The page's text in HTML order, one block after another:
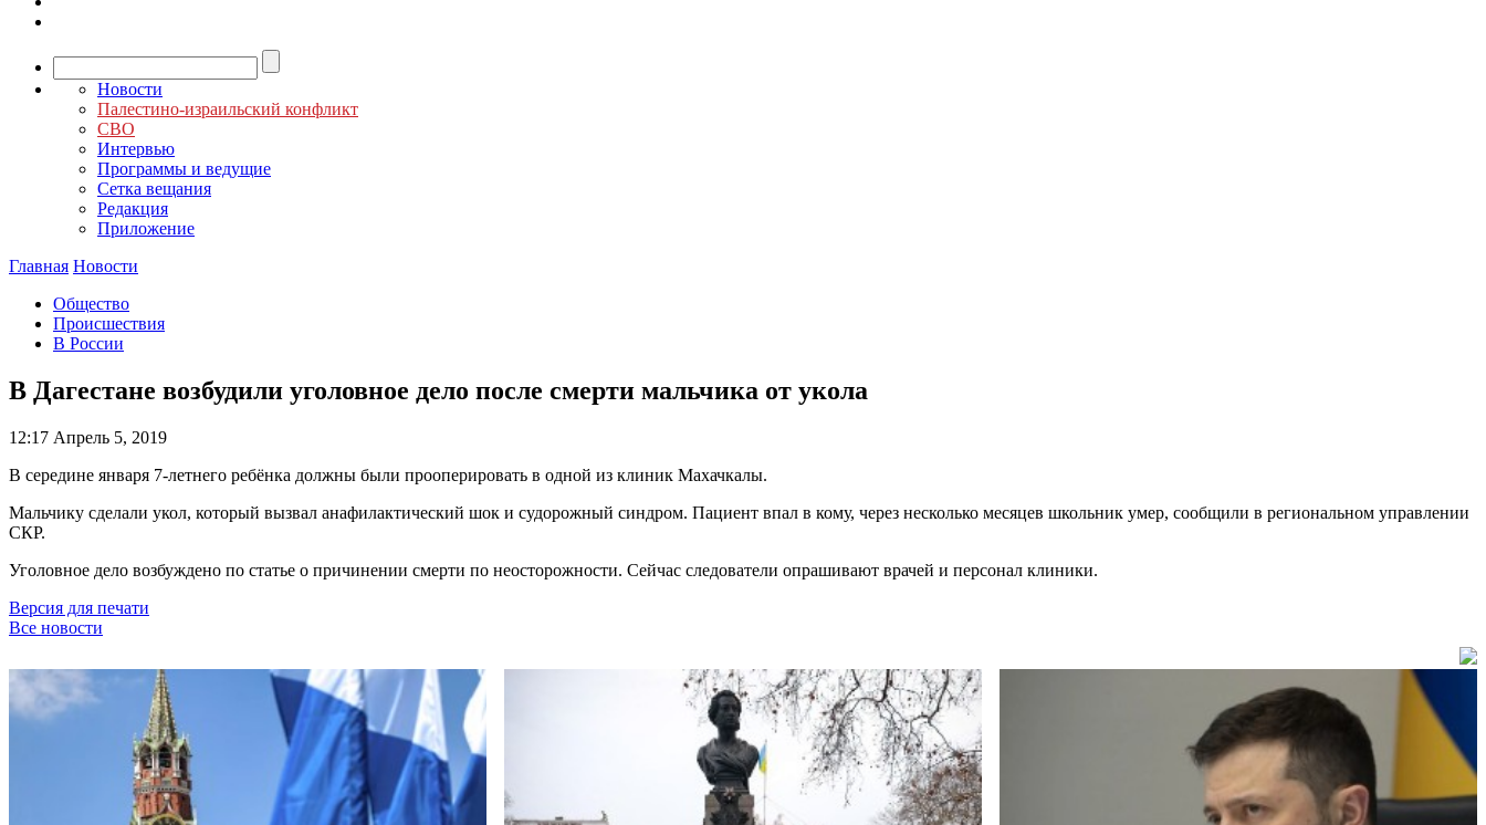
Новости
Палестино-израильский конфликт
СВО
Интервью
Программы и ведущие
Сетка вещания
Редакция
Приложение
Главная Новости
Общество
Происшествия
В России
В Дагестане возбудили уголовное дело после смерти мальчика от укола
12:17 Апрель 5, 2019
В середине января 7-летнего ребёнка должны были прооперировать в одной из клиник Махачкалы.
Мальчику сделали укол, который вызвал анафилактический шок и судорожный синдром. Пациент впал в кому, через несколько месяцев школьник умер, сообщили в региональном управлении
СКР.
Уголовное дело возбуждено по статье о причинении смерти по неосторожности. Сейчас следователи опрашивают врачей и персонал клиники.
Версия для печати
Все новости